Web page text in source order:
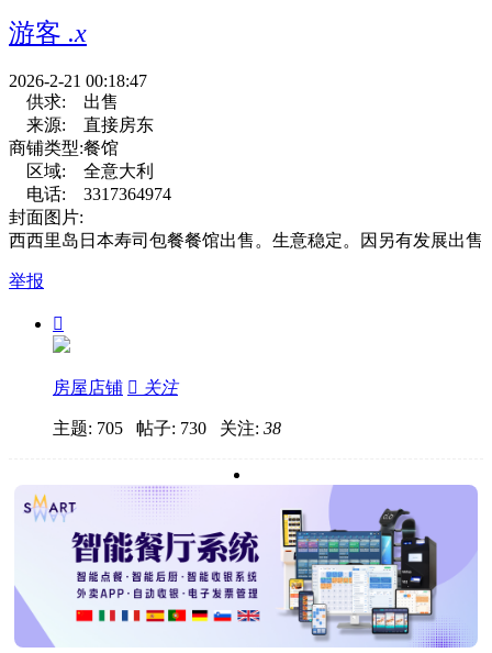
游客 .x
2026-2-21 00:18:47
供求:
出售
来源:
直接房东
商铺类型:餐馆
区域:
全意大利
电话:
3317364974
封面图片:
西西里岛日本寿司包餐餐馆出售。生意稳定。因另有发展出售
举报

房屋店铺  关注
主题: 705 帖子: 730 关注: 38